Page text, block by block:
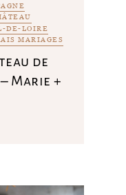
DE-LOIRE
MARIAGES
de
Marie +